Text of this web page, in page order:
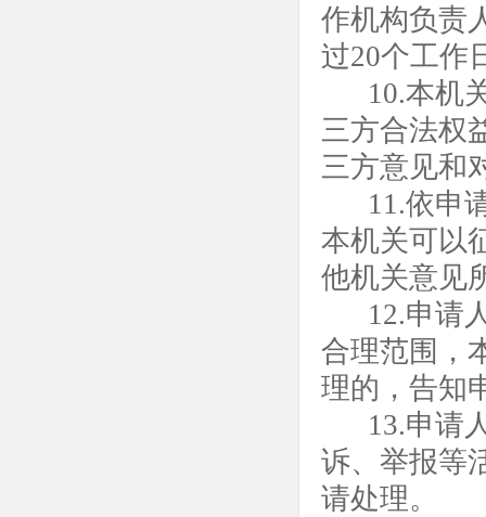
作机构负责
过20个工作
10.本机
三方合法权
三方意见和
11.依申
本机关可以
他机关意见
12.申请
合理范围，
理的，告知
13.申请
诉、举报等
请处理。